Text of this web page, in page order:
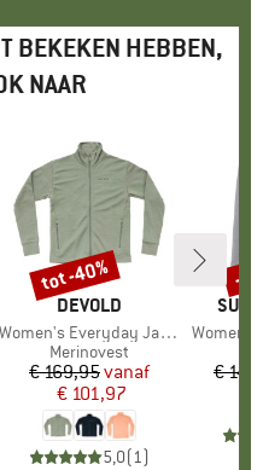
BEKEKEN HEBBEN,
NAAR
MERK
DEVOLD
Artikel
Women's Everyday Jacket
Productgroep
Merinovest
Prijs
€ 169,95Verlaagde prijs
vanaf
€ 101,97
5,0(1)
Korting
tot -40%
MERK
Artikel
Women's
€
-